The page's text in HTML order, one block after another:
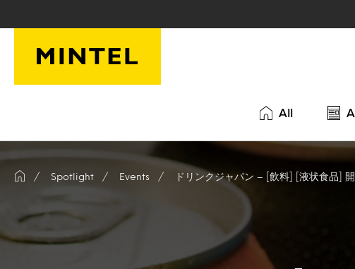
All
Spotlight Events ドリンクジャパン – [飲料] [液状食品]